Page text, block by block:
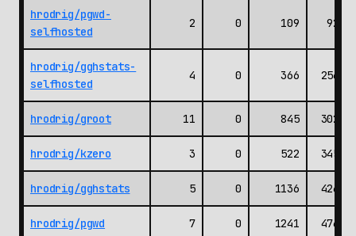
hrodrig/pgwd-
selfhosted
2 0 109 923
hrodrig/gghstats-
selfhosted
4 0 366 2560
hrodrig/groot 11 0 845 3022
hrodrig/kzero 3 0 522 3459
hrodrig/gghstats 5 0 1136 4266
hrodrig/pgwd 7 0 1241 4760